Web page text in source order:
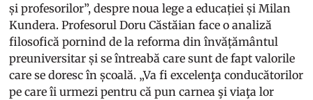
și profesorilor”, despre noua lege a educației și Milan
Kundera. Profesorul Doru Căstăian face o analiză
filosofică pornind de la reforma din învățământul
preuniversitar și se întreabă care sunt de fapt valorile
care se doresc în școală. „Va fi excelenţa conducătorilor
pe care îi urmezi pentru că pun carnea şi viaţa lor